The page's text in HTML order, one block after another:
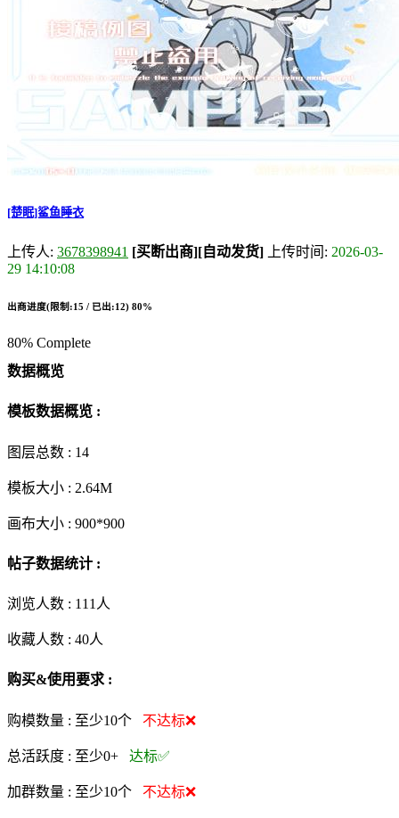
[楚眠]鲨鱼睡衣
上传人: 3678398941 [买断出商][自动发货] 上传时间: 2026-03-
29 14:10:08
出商进度(限制:15 / 已出:12) 80%
80% Complete
数据概览
模板数据概览 :
图层总数 : 14
模板大小 : 2.64M
画布大小 : 900*900
帖子数据统计 :
浏览人数 : 111人
收藏人数 : 40人
购买&使用要求 :
购模数量 : 至少10个 不达标❌
总活跃度 : 至少0+ 达标✅
加群数量 : 至少10个 不达标❌